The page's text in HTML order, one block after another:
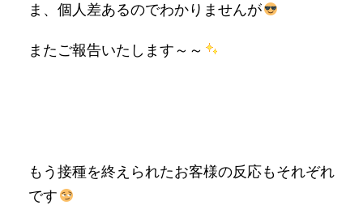
ま、個人差あるのでわかりませんが
またご報告いたします～～
もう接種を終えられたお客様の反応もそれぞれ
です